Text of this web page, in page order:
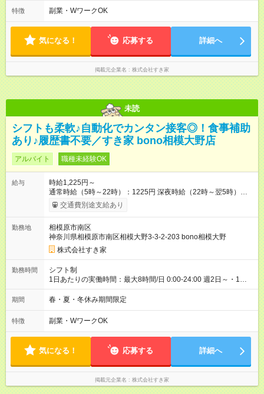
す。 必ず、2名以上での勤務を行いますので、安心して働けま
す。
特徴 副業・WワークOK
気になる！ 応募する 詳細へ
掲載元企業名 株式会社すき家
未読
シフトも柔軟♪自動化でカンタン接客◎！食事補助
あり♪履歴書不要／すき家 bono相模大野店
アルバイト 職種未経験OK
給与
時給1,225円～
通常時給（5時～22時）：1225円 深夜時給（22時～翌5時）：
1532円 高校生時給：1225円 【特別手当】早朝手当（5：00-9：
00）時給+150円 【試用期間】試用期間あり 試用期間の長さ：1
30日（※条件変更なし）ですが、切り上げで一ヶ月とさせてい
ただきます。 研修制度あり：15時間(研修中も同時給）
交通費別途支給あり
勤務地
相模原市南区
神奈川県相模原市南区相模大野3-3-2-203 bono相模大野
株式会社すき家
勤務時間
シフト制
1日あたりの実働時間：最大8時間/日 0:00-24:00 週2日～・1日
2h～OK ＜シフト例＞ 〇朝帯 5:00-9:00 〇昼帯 9:00-14:00 〇午
後帯 14:00-18:00 〇夜帯 18:00-22:00 〇深夜帯 22:00-翌5:00 基
ます♪
期間 春・夏・冬休み期間限定
特徴 副業・WワークOK
気になる！ 応募する 詳細へ
掲載元企業名 株式会社すき家